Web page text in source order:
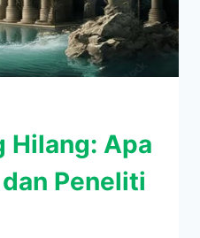
Hilang: Apa
Peneliti